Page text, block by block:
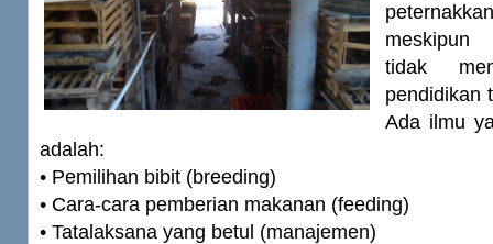
meskipun
tidak
pendidikan
Ada ilmu
adalah:
• Pemilihan bibit (breeding)
• Cara-cara pemberian makanan (feeding)
• Tatalaksana yang betul (manajemen)